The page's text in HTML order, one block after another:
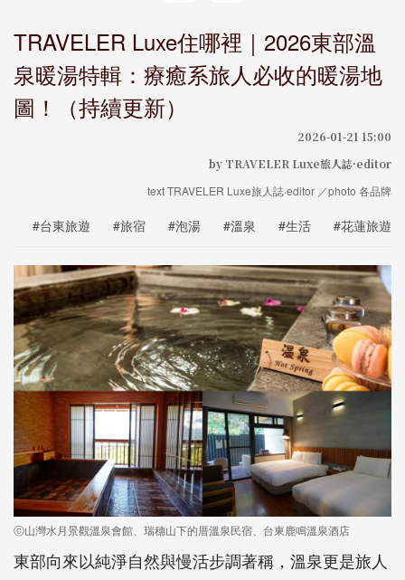
TRAVELER Luxe住哪裡｜2026東部溫
泉暖湯特輯：療癒系旅人必收的暖湯地
圖！（持續更新）
2026-01-21 15:00
by TRAVELER Luxe旅人誌·editor
text TRAVELER Luxe旅人誌·editor ／photo 各品牌
#台東旅遊 #旅宿 #泡湯 #溫泉 #生活 #花蓮旅遊
ⓒ山灣水月景觀溫泉會館、瑞穗山下的厝溫泉民宿、台東鹿鳴溫泉酒店
東部向來以純淨自然與慢活步調著稱，溫泉更是旅人